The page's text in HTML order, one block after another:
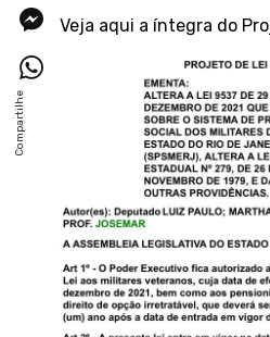
Veja aqui a íntegra do